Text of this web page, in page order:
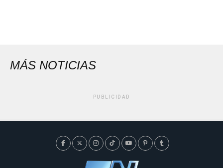
MÁS NOTICIAS
PUBLICIDAD